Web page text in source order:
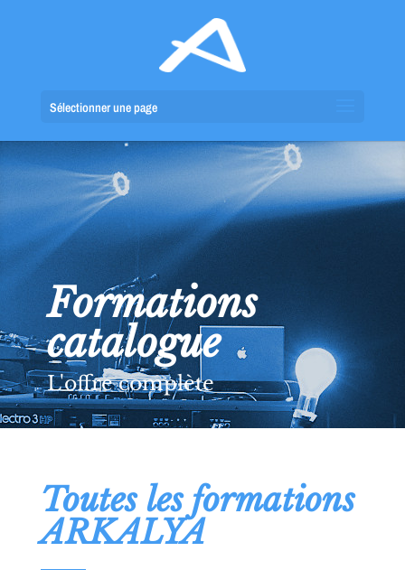
Sélectionner une page
Formations
catalogue
L'offre complète
Toutes les formations
ARKALYA